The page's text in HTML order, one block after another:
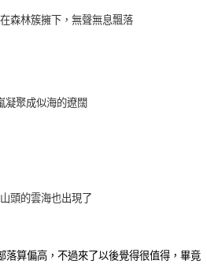
森林簇擁下，無聲無息飄落
凝聚成似海的遼闊
頭的雲海也出現了
落算偏高，不過來了以後覺得很值得，畢竟